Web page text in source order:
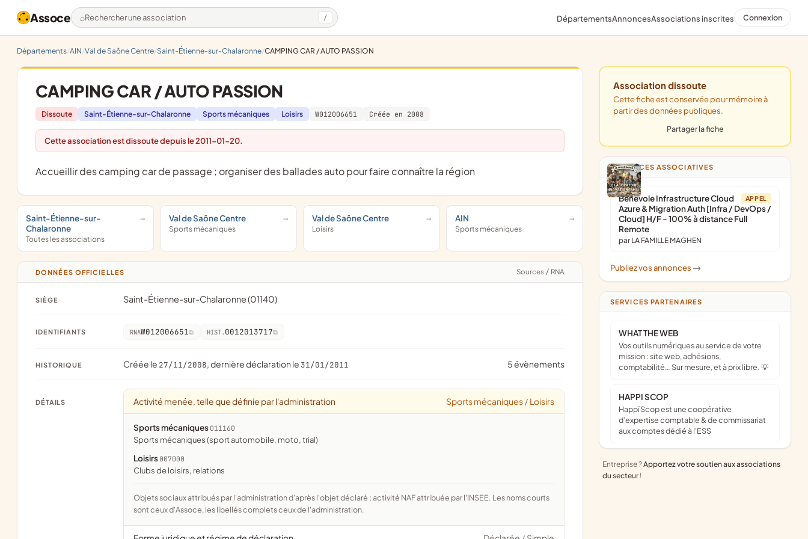
Assoce Rechercher une association / DépartementsAnnoncesAssociations inscrites Connexion
Départements AIN Val de Saône Centre Saint-Étienne-sur-Chalaronne CAMPING CAR / AUTO PASSION
CAMPING CAR / AUTO PASSION
Dissoute Saint-Étienne-sur-Chalaronne Sports mécaniques Loisirs W012006651 Créée en 2008
Cette association est dissoute depuis le 2011-01-20.
accueillir des camping car de passage ; organiser des ballades auto pour faire connaître la région
Saint-Étienne-sur-
Chalaronne
Toutes les associations
Val de Saône Centre
Sports mécaniques
Val de Saône Centre
Loisirs
AIN
Sports mécaniques
DONNÉES OFFICIELLES Sources / RNA
SIÈGE Saint-Étienne-sur-Chalaronne (01140)
IDENTIFIANTS RNAW012006651 HIST. 0012013717
HISTORIQUE Créée le 27/11/2008, dernière déclaration le 31/01/2011 5 évènements
DÉTAILS Activité menée, telle que définie par l'administration Sports mécaniques / Loisirs
Sports mécaniques 011160
Sports mécaniques (sport automobile, moto, trial)
Loisirs 007000
clubs de loisirs, relations
Objets sociaux attribués par l'administration d'après l'objet déclaré ; activité NAF attribuée par l'INSEE. Les noms courts
sont ceux d'Assoce, les libellés complets ceux de l'administration.
Association dissoute
Cette fiche est conservée pour mémoire à
partir des données publiques.
Partager la fiche
ANNONCES ASSOCIATIVES
APPEL
Bénévole Infrastructure Cloud
Azure & Migration Auth [Infra / DevOps /
Cloud] H/F - 100% à distance Full
Remote
par LA FAMILLE MAGHEN
Publiez vos annonces ->
SERVICES PARTENAIRES
WHAT THE WEB
Vos outils numériques au service de votre
mission : site web, adhésions,
comptabilité… Sur mesure, et à prix libre. 💡
HAPPI SCOP
Happï Scop est une coopérative
d’expertise comptable & de commissariat
aux comptes dédié à l'ESS
Entreprise ?Apportez votre soutien aux associations
du secteur !